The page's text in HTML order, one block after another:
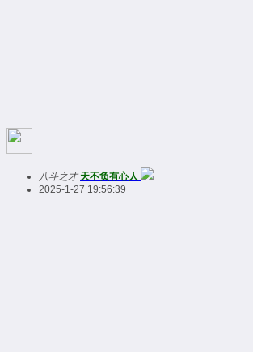
八斗之才 天不负有心人
2025-1-27 19:56:39